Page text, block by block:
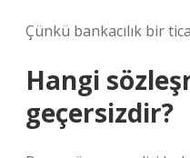
Çünkü bankacılık bir
Hangi
geçersizdir?